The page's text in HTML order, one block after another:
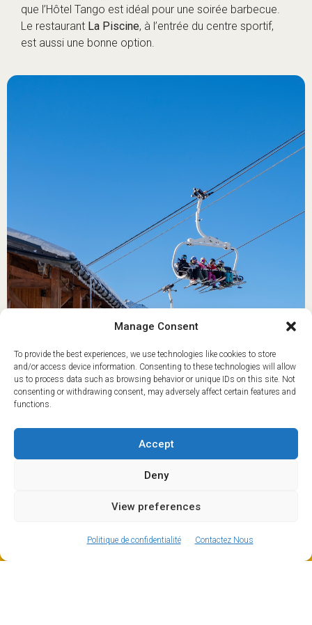
Manage Consent
To provide the best experiences, we use technologies like cookies to store
and/or access device information. Consenting to these technologies will allow
us to process data such as browsing behavior or unique IDs on this site. Not
consenting or withdrawing consent, may adversely affect certain features and
functions.
Accept
Deny
View preferences
Politique de confidentialité Contactez Nous
que l’Hôtel Tango est idéal pour une soirée barbecue.
Le restaurant La Piscine, à l’entrée du centre sportif,
est aussi une bonne option.
Impossible de venir à Val Thorens sans passer par
Accessible par les remontées Plein Sud ou Pionniers,
The new European Entry/Exit System is now in place.